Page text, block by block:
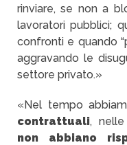
rinviare, se non a
lavoratori pubblici;
confronti e quando
aggravando le
settore privato.»
«Nel tempo
contrattuali,
non abbiano